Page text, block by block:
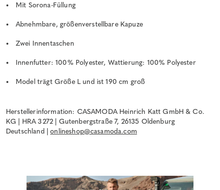
Mit Sorona-Füllung
Abnehmbare, größenverstellbare Kapuze
Zwei Innentaschen
Innenfutter: 100% Polyester, Wattierung: 100% Polyester
Model trägt Größe L und ist 190 cm groß
Herstellerinformation: CASAMODA Heinrich Katt GmbH & Co.
KG | HRA 3272 | Gutenbergstraße 7, 26135 Oldenburg
Deutschland |onlineshop@casamoda.com